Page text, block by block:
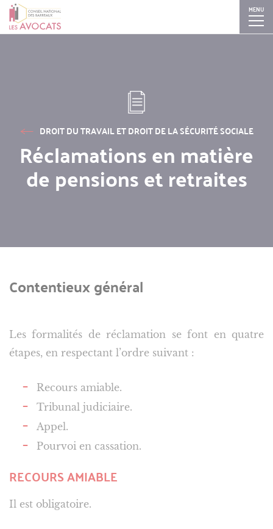
MENU
DROIT DU TRAVAIL ET DROIT DE LA SÉCURITÉ SOCIALE
Réclamations en matière
de pensions et retraites
Contentieux général
Les formalités de réclamation se font en quatre
étapes, en respectant l’ordre suivant :
Recours amiable.
Tribunal judiciaire.
Appel.
Pourvoi en cassation.
RECOURS AMIABLE
Il est obligatoire.